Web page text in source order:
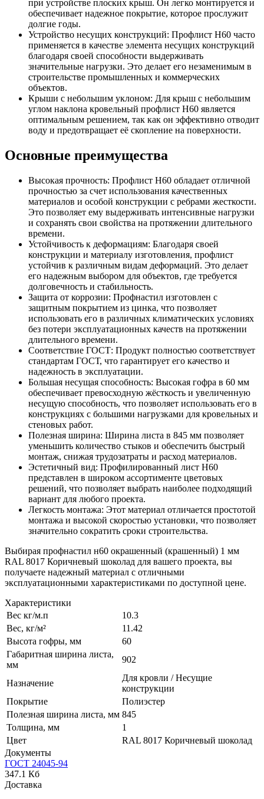
при устройстве плоских крыш. Он легко монтируется и
обеспечивает надежное покрытие, которое прослужит
долгие годы.
Устройство несущих конструкций: Профлист Н60 часто
применяется в качестве элемента несущих конструкций
благодаря своей способности выдерживать
значительные нагрузки. Это делает его незаменимым в
строительстве промышленных и коммерческих
объектов.
Крыши с небольшим уклоном: Для крыш с небольшим
углом наклона кровельный профлист Н60 является
оптимальным решением, так как он эффективно отводит
воду и предотвращает её скопление на поверхности.
Основные преимущества
Высокая прочность: Профлист Н60 обладает отличной
прочностью за счет использования качественных
материалов и особой конструкции с ребрами жесткости.
Это позволяет ему выдерживать интенсивные нагрузки
и сохранять свои свойства на протяжении длительного
времени.
Устойчивость к деформациям: Благодаря своей
конструкции и материалу изготовления, профлист
устойчив к различным видам деформаций. Это делает
его надежным выбором для объектов, где требуется
долговечность и стабильность.
Защита от коррозии: Профнастил изготовлен с
защитным покрытием из цинка, что позволяет
использовать его в различных климатических условиях
без потери эксплуатационных качеств на протяжении
длительного времени.
Соответствие ГОСТ: Продукт полностью соответствует
стандартам ГОСТ, что гарантирует его качество и
надежность в эксплуатации.
Большая несущая способность: Высокая гофра в 60 мм
обеспечивает превосходную жёсткость и увеличенную
несущую способность, что позволяет использовать его в
конструкциях с большими нагрузками для кровельных и
стеновых работ.
Полезная ширина: Ширина листа в 845 мм позволяет
уменьшить количество стыков и обеспечить быстрый
монтаж, снижая трудозатраты и расход материалов.
Эстетичный вид: Профилированный лист Н60
представлен в широком ассортименте цветовых
решений, что позволяет выбрать наиболее подходящий
вариант для любого проекта.
Легкость монтажа: Этот материал отличается простотой
монтажа и высокой скоростью установки, что позволяет
значительно сократить сроки строительства.
Выбирая профнастил н60 окрашенный (крашенный) 1 мм
RAL 8017 Коричневый шоколад для вашего проекта, вы
получаете надежный материал с отличными
эксплуатационными характеристиками по доступной цене.
Характеристики
Вес кг/м.п
10.3
Вес, кг/м²
11.42
Высота гофры, мм
60
Габаритная ширина листа,
мм
902
Назначение
Для кровли / Несущие
конструкции
Покрытие
Полиэстер
Полезная ширина листа, мм 845
Толщина, мм
1
Цвет
RAL 8017 Коричневый шоколад
Документы
ГОСТ 24045-94
347.1 Кб
Доставка